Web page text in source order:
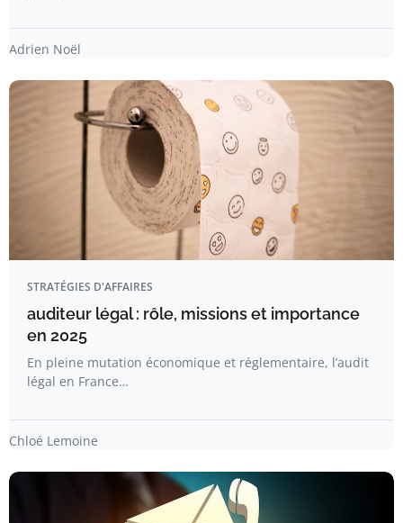
Adrien Noël
STRATÉGIES D'AFFAIRES
auditeur légal : rôle, missions et importance
en 2025
En pleine mutation économique et réglementaire, l’audit
légal en France…
Chloé Lemoine